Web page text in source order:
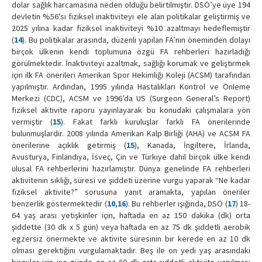
dolar sağlık harcamasına neden olduğu belirtilmiştir. DSÖ’ye üye 194
devletin %56'sı fiziksel inaktiviteyi ele alan politikalar geliştirmiş ve
2025 yılına kadar fiziksel inaktiviteyi %10 azaltmayı hedeflemiştir
(14). Bu politikalar arasında, düzenli yapılan FA’nın öneminden dolayı
birçok ülkenin kendi toplumuna özgü FA rehberleri hazırladığı
görülmektedir. İnaktiviteyi azaltmak, sağlığı korumak ve geliştirmek
için ilk FA önerileri Amerikan Spor Hekimliği Koleji (ACSM) tarafından
yapılmıştır. Ardından, 1995 yılında Hastalıkları Kontrol ve Önleme
Merkezi (CDC), ACSM ve 1996’da US (Surgeon General’s Report)
fiziksel aktivite raporu yayınlayarak bu konudaki çalışmalara yön
vermiştir (15). Fakat farklı kuruluşlar farklı FA önerilerinde
bulunmuşlardır. 2008 yılında Amerikan Kalp Birliği (AHA) ve ACSM FA
önerilerine açıklık getirmiş (15), Kanada, İngiltere, İrlanda,
Avusturya, Finlandiya, İsveç, Çin ve Türkiye dahil birçok ülke kendi
ulusal FA rehberlerini hazırlamıştır. Dünya genelinde FA rehberleri
aktivitenin sıklığı, süresi ve şiddeti üzerine vurgu yaparak “Ne kadar
fiziksel aktivite?” sorusuna yanıt aramakta, yapılan öneriler
benzerlik göstermektedir (10,16). Bu rehberler ışığında, DSÖ (17) 18-
64 yaş arası yetişkinler için, haftada en az 150 dakika (dk) orta
şiddette (30 dk x 5 gün) veya haftada en az 75 dk şiddetli aerobik
egzersiz önermekte ve aktivite süresinin bir kerede en az 10 dk
olması gerektiğini vurgulamaktadır. Beş ile on yedi yaş arasındaki